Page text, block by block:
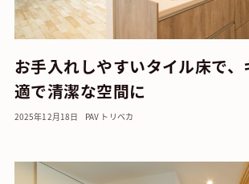
お手入れしやすいタイル床で
適で清潔な空間に
2025年12月18日 PAV トリベカ